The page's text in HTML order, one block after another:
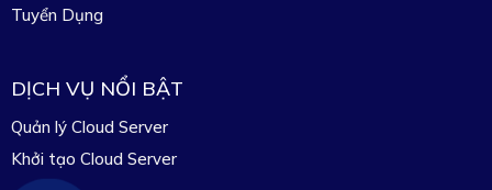
Tuyển Dụng
DỊCH VỤ NỔI BẬT
Quản lý Cloud Server
Khởi tạo Cloud Server